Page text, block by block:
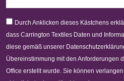
Durch Anklicken dieses Kästchens
dass Carrington Textiles Daten und
diese gemäß unserer
Übereinstimmung mit den Anforderungen
Office erstellt wurde. Sie können